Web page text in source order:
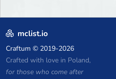
mclist.io
Craftum © 2019-2026
Crafted with love in Poland,
for those who come after